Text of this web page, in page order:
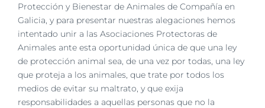
Protección y Bienestar de Animales de Compañía en
Galicia, y para presentar nuestras alegaciones hemos
intentado unir a las Asociaciones Protectoras de
Animales ante esta oportunidad única de que una ley
de protección animal sea, de una vez por todas, una ley
que proteja a los animales, que trate por todos los
medios de evitar su maltrato, y que exija
responsabilidades a aquellas personas que no la